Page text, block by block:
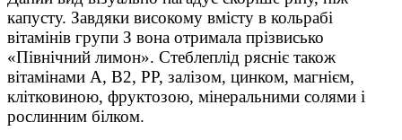
капусту. Завдяки високому вмісту в кольрабі
вітамінів групи З вона отримала прізвисько
«Північний лимон». Стеблеплід рясніє також
вітамінами А, В2, РР, залізом, цинком, магнієм,
клітковиною, фруктозою, мінеральними солями і
рослинним білком.